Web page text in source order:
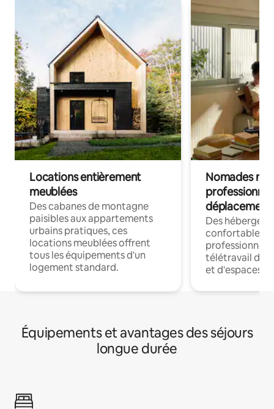
Locations entièrement
meublées
Des cabanes de montagne
paisibles aux appartements
urbains pratiques, ces
locations meublées offrent
tous les équipements d'un
logement standard.
Nomades
déplacement
Des
confortables
professionnels
télétravail
et d'espaces
Équipements et avantages des séjours
longue durée